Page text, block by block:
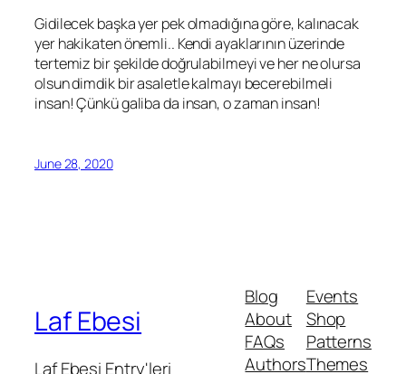
Gidilecek başka yer pek olmadığına göre, kalınacak
yer hakikaten önemli.. Kendi ayaklarının üzerinde
tertemiz bir şekilde doğrulabilmeyi ve her ne olursa
olsun dimdik bir asaletle kalmayı becerebilmeli
insan! Çünkü galiba da insan, o zaman insan!
June 28, 2020
Laf Ebesi
Laf Ebesi Entry'leri
Blog
About
FAQs
Authors
Events
Shop
Patterns
Themes